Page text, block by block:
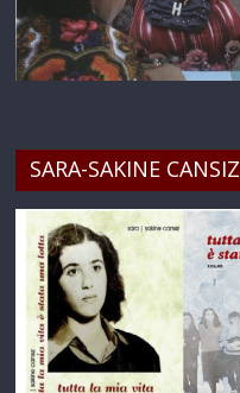
SARA-SAKINE CANSIZ